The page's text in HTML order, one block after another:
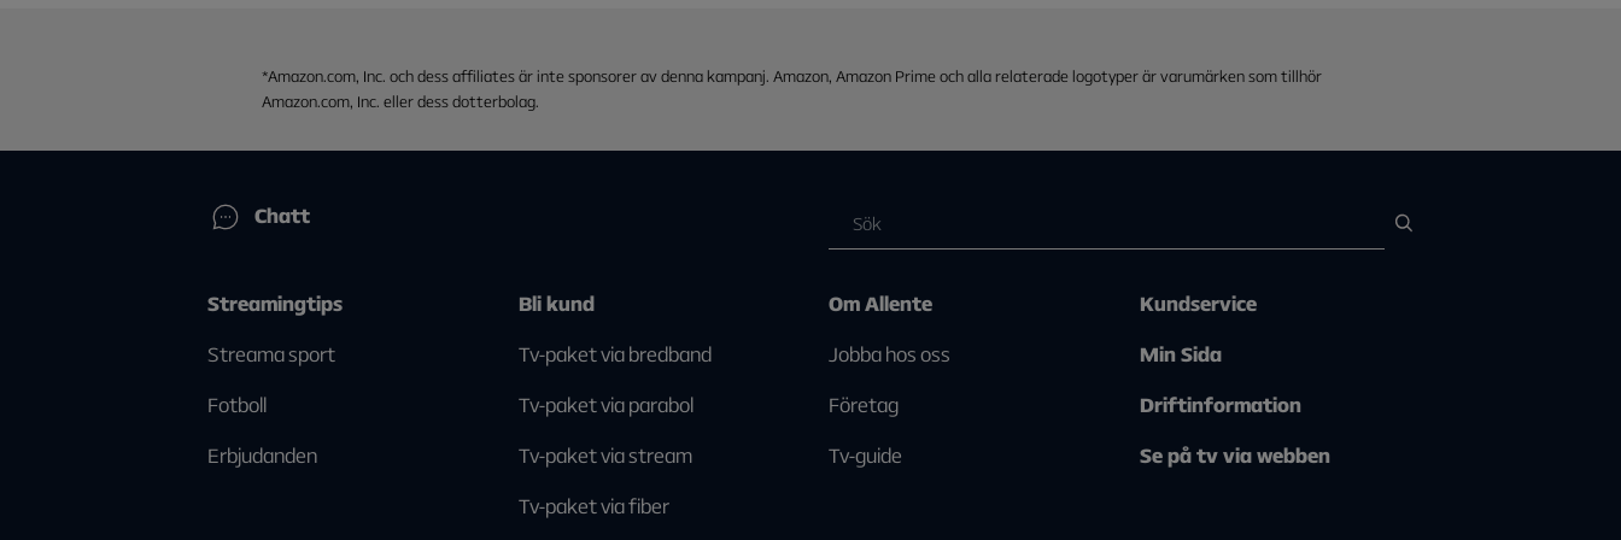
listan av streamingtjänster och klicka på Aktivera. Följ sedan instruktionerna.
Amazon.com, Inc. och dess affiliates är inte sponsorer av denna kampanj. Amazon, Amazon Prime och alla relaterade logotyper är varumärken som tillhör
Amazon.com, Inc. eller dess dotterbolag.
Chatt
Streamingtips
Streama sport
Fotboll
Erbjudanden
Bli kund
Tv-paket via bredband
Tv-paket via parabol
Tv-paket via stream
Tv-paket via fiber
Om Allente
Jobba hos oss
Företag
Tv-guide
Kundservice
Min Sida
Driftinformation
Se på tv via webben